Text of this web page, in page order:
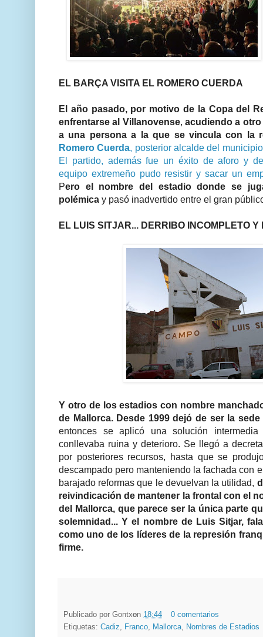
EL BARÇA VISITA EL ROMERO CUERDA
El año pasado, por motivo de la Copa del
enfrentarse al Villanovense,acudiendo a
a una persona a la que se vincula con la
Romero Cuerda, posterior alcalde del
El partido, además fue un éxito de aforo y
equipo extremeño pudo resistir y sacar un
Pero el nombre del estadio donde se
polémica y pasó inadvertido entre el gran
EL LUIS SITJAR... DERRIBO INCOMPLETO
Y otro de los estadios con nombre
de Mallorca. Desde 1999 dejó de ser la
entonces se aplicó una solución
conllevaba ruina y deterioro. Se llegó a
por posteriores recursos, hasta que se
descampado pero manteniendo la fachada con
barajado reformas que le devuelvan la utilidad,
reivindicación de mantener la frontal con el
del Mallorca, que parece ser la única parte
solemnidad...Y el nombre de Luis Sitjar,
como uno de los líderes de la represión
firme.
Publicado por Gontxoen 18:44
0 comentarios
Etiquetas: Cadiz, Franco, Mallorca, Nombres de Estadios